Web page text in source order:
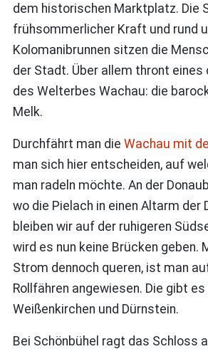
dem historischen Marktplatz. Die
frühsommerlicher Kraft und rund
Kolomanibrunnen sitzen die
der Stadt. Über allem thront eines
des Welterbes Wachau: die
Melk.
Durchfährt man die Wachau mit
man sich hier entscheiden, auf
man radeln möchte. An der
wo die Pielach in einen Altarm der
bleiben wir auf der ruhigeren
wird es nun keine Brücken geben.
Strom dennoch queren, ist man
Rollfähren angewiesen. Die gibt es
Weißenkirchen und Dürnstein.
Bei Schönbühel ragt das Schloss